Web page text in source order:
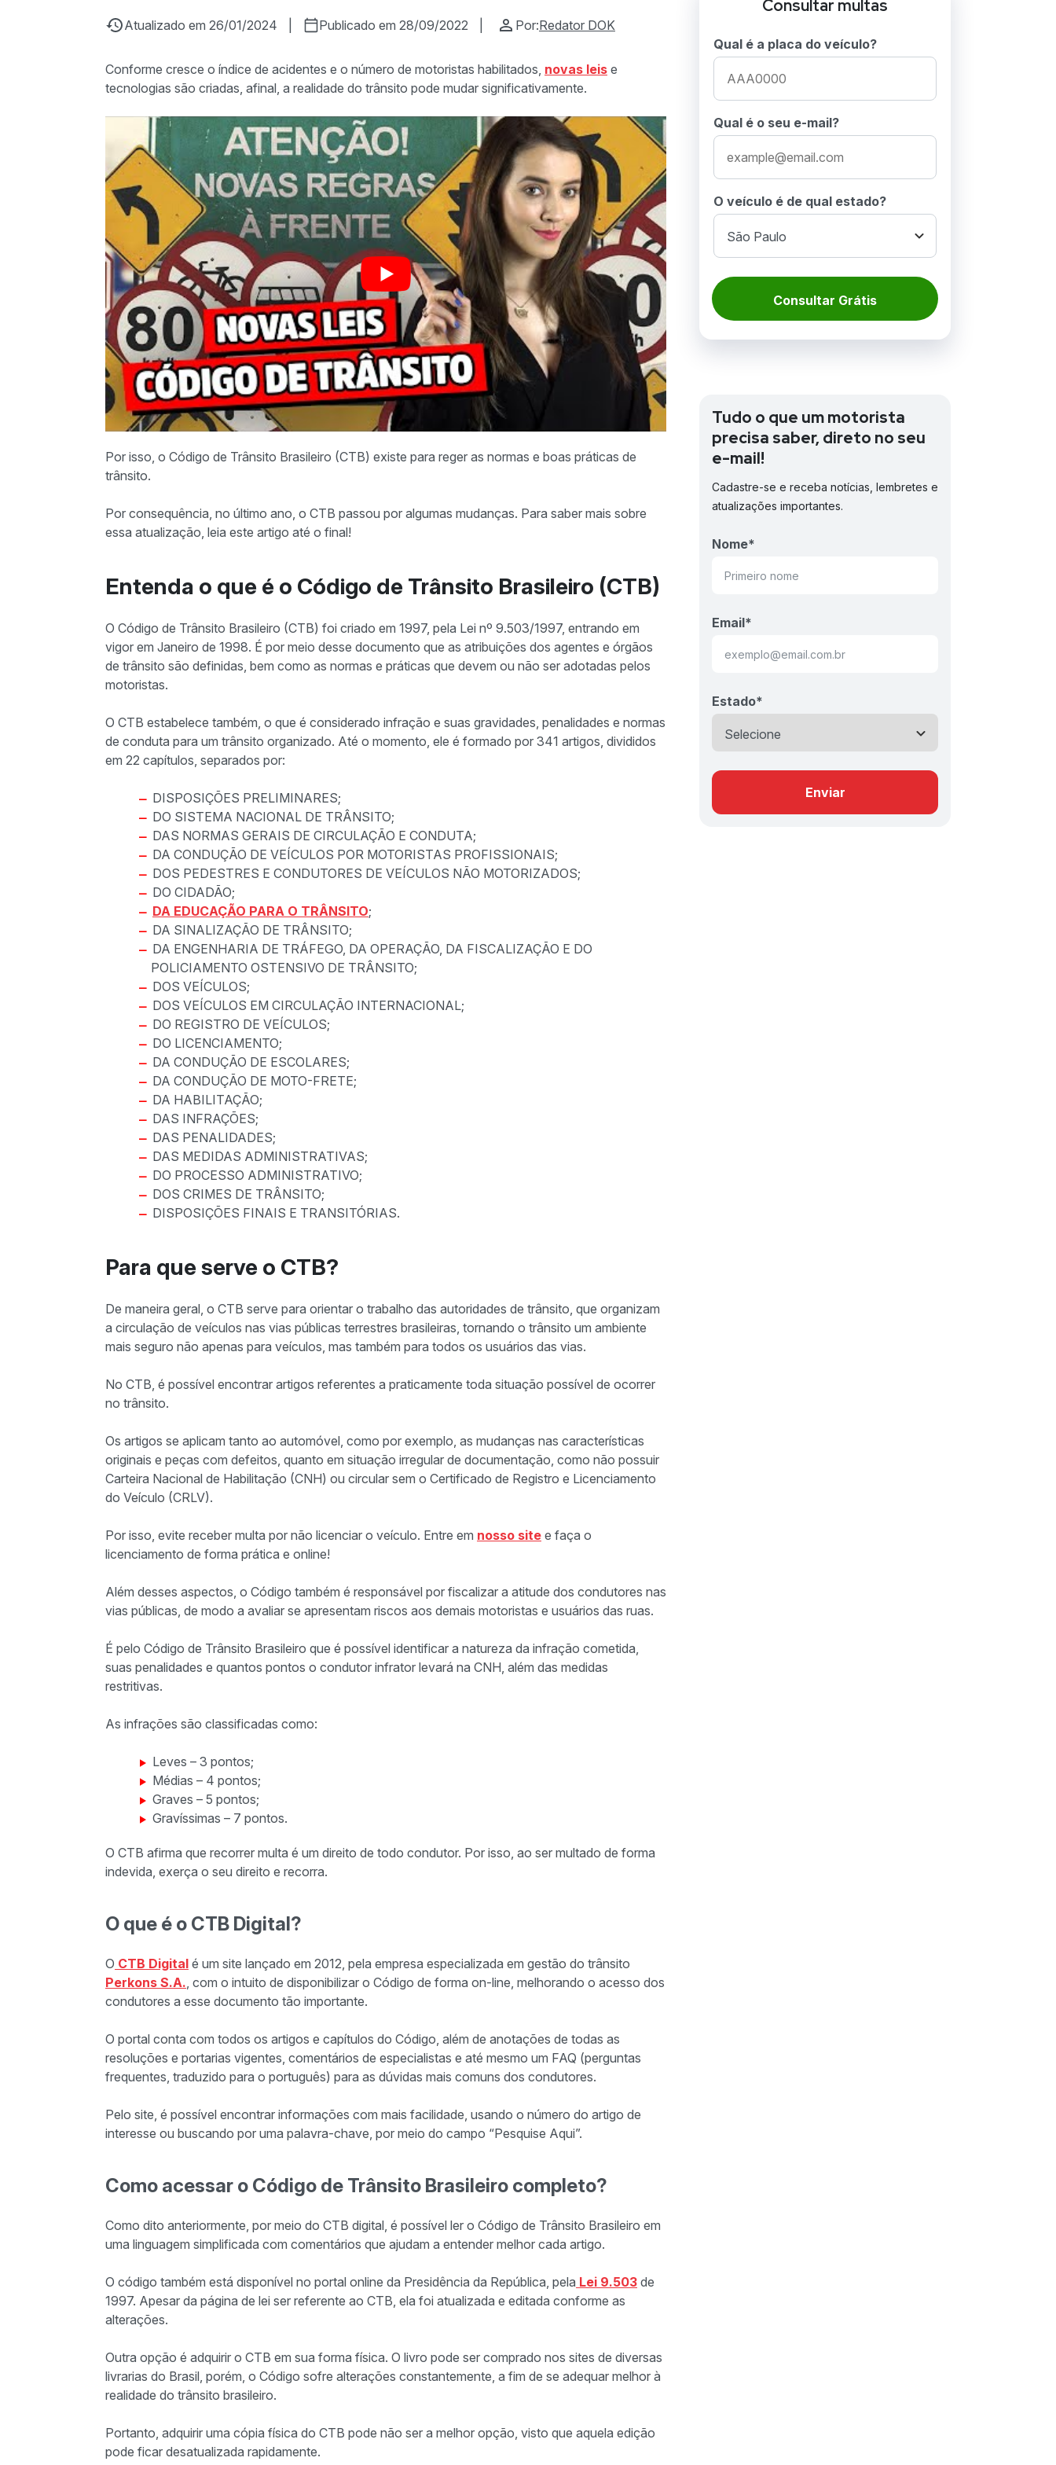
Atualizado em 26/01/2024 Publicado em 28/09/2022 Por:Redator DOK
Conforme cresce o índice de acidentes e o número de motoristas habilitados, novas leis e
tecnologias são criadas, afinal, a realidade do trânsito pode mudar significativamente.
Por isso, o Código de Trânsito Brasileiro (CTB) existe para reger as normas e boas práticas de
trânsito.
Por consequência, no último ano, o CTB passou por algumas mudanças. Para saber mais sobre
essa atualização, leia este artigo até o final!
Entenda o que é o Código de Trânsito Brasileiro (CTB)
O Código de Trânsito Brasileiro (CTB) foi criado em 1997, pela Lei nº 9.503/1997, entrando em
vigor em Janeiro de 1998. É por meio desse documento que as atribuições dos agentes e órgãos
de trânsito são definidas, bem como as normas e práticas que devem ou não ser adotadas pelos
motoristas.
O CTB estabelece também, o que é considerado infração e suas gravidades, penalidades e normas
de conduta para um trânsito organizado. Até o momento, ele é formado por 341 artigos, divididos
em 22 capítulos, separados por:
DISPOSIÇÕES PRELIMINARES;
DO SISTEMA NACIONAL DE TRÂNSITO;
DAS NORMAS GERAIS DE CIRCULAÇÃO E CONDUTA;
DA CONDUÇÃO DE VEÍCULOS POR MOTORISTAS PROFISSIONAIS;
DOS PEDESTRES E CONDUTORES DE VEÍCULOS NÃO MOTORIZADOS;
DO CIDADÃO;
DA EDUCAÇÃO PARA O TRÂNSITO;
DA SINALIZAÇÃO DE TRÂNSITO;
DA ENGENHARIA DE TRÁFEGO, DA OPERAÇÃO, DA FISCALIZAÇÃO E DO
POLICIAMENTO OSTENSIVO DE TRÂNSITO;
DOS VEÍCULOS;
DOS VEÍCULOS EM CIRCULAÇÃO INTERNACIONAL;
DO REGISTRO DE VEÍCULOS;
DO LICENCIAMENTO;
DA CONDUÇÃO DE ESCOLARES;
DA CONDUÇÃO DE MOTO-FRETE;
DA HABILITAÇÃO;
DAS INFRAÇÕES;
DAS PENALIDADES;
DAS MEDIDAS ADMINISTRATIVAS;
DO PROCESSO ADMINISTRATIVO;
DOS CRIMES DE TRÂNSITO;
DISPOSIÇÕES FINAIS E TRANSITÓRIAS.
Para que serve o CTB?
De maneira geral, o CTB serve para orientar o trabalho das autoridades de trânsito, que organizam
a circulação de veículos nas vias públicas terrestres brasileiras, tornando o trânsito um ambiente
mais seguro não apenas para veículos, mas também para todos os usuários das vias.
No CTB, é possível encontrar artigos referentes a praticamente toda situação possível de ocorrer
no trânsito.
Os artigos se aplicam tanto ao automóvel, como por exemplo, as mudanças nas características
originais e peças com defeitos, quanto em situação irregular de documentação, como não possuir
Carteira Nacional de Habilitação (CNH) ou circular sem o Certificado de Registro e Licenciamento
do Veículo (CRLV).
Por isso, evite receber multa por não licenciar o veículo. Entre em nosso site e faça o
licenciamento de forma prática e online!
Além desses aspectos, o Código também é responsável por fiscalizar a atitude dos condutores nas
vias públicas, de modo a avaliar se apresentam riscos aos demais motoristas e usuários das ruas.
É pelo Código de Trânsito Brasileiro que é possível identificar a natureza da infração cometida,
suas penalidades e quantos pontos o condutor infrator levará na CNH, além das medidas
restritivas.
As infrações são classificadas como:
Leves – 3 pontos;
Médias – 4 pontos;
Graves – 5 pontos;
Gravíssimas – 7 pontos.
O CTB afirma que recorrer multa é um direito de todo condutor. Por isso, ao ser multado de forma
indevida, exerça o seu direito e recorra.
O que é o CTB Digital?
O CTB Digital é um site lançado em 2012, pela empresa especializada em gestão do trânsito
Perkons S.A., com o intuito de disponibilizar o Código de forma on-line, melhorando o acesso dos
condutores a esse documento tão importante.
O portal conta com todos os artigos e capítulos do Código, além de anotações de todas as
resoluções e portarias vigentes, comentários de especialistas e até mesmo um FAQ (perguntas
frequentes, traduzido para o português) para as dúvidas mais comuns dos condutores.
Pelo site, é possível encontrar informações com mais facilidade, usando o número do artigo de
interesse ou buscando por uma palavra-chave, por meio do campo “Pesquise Aqui”.
Como acessar o Código de Trânsito Brasileiro completo?
Como dito anteriormente, por meio do CTB digital, é possível ler o Código de Trânsito Brasileiro em
uma linguagem simplificada com comentários que ajudam a entender melhor cada artigo.
O código também está disponível no portal online da Presidência da República, pela Lei 9.503 de
1997. Apesar da página de lei ser referente ao CTB, ela foi atualizada e editada conforme as
alterações.
Outra opção é adquirir o CTB em sua forma física. O livro pode ser comprado nos sites de diversas
livrarias do Brasil, porém, o Código sofre alterações constantemente, a fim de se adequar melhor à
realidade do trânsito brasileiro.
Portanto, adquirir uma cópia física do CTB pode não ser a melhor opção, visto que aquela edição
pode ficar desatualizada rapidamente.
Consultar multas
Qual é a placa do veículo?
Qual é o seu e-mail?
O veículo é de qual estado?
Consultar Grátis
Tudo o que um motorista
precisa saber, direto no seu
e-mail!
Cadastre-se e receba notícias, lembretes e
atualizações importantes.
Nome*
Email*
Estado*
Enviar